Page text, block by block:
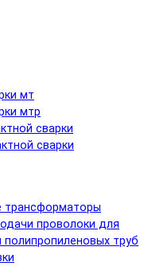
мт
мтр
сварки
сварки
трансформаторы
проволоки для
труб